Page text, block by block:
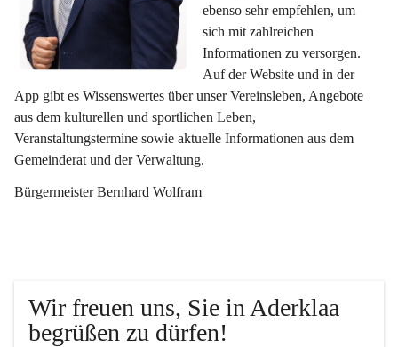
ebenso sehr empfehlen, um
sich mit zahlreichen
Informationen zu versorgen.
Auf der Website und in der
App gibt es Wissenswertes über unser Vereinsleben, Angebote
aus dem kulturellen und sportlichen Leben,
Veranstaltungstermine sowie aktuelle Informationen aus dem
Gemeinderat und der Verwaltung.
Bürgermeister Bernhard Wolfram
Wir freuen uns, Sie in Aderklaa
begrüßen zu dürfen!